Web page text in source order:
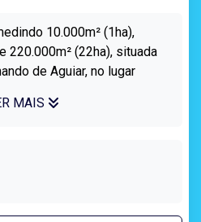
10.000m² (1ha),
220.000m² (22ha), situada
de Aguiar, no lugar
MAIS